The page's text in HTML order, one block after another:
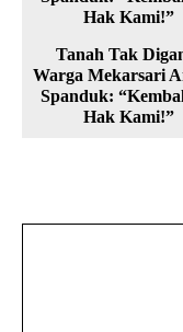
Tanah Tak
Warga Mekarsari
Spanduk:
Hak Kami!”